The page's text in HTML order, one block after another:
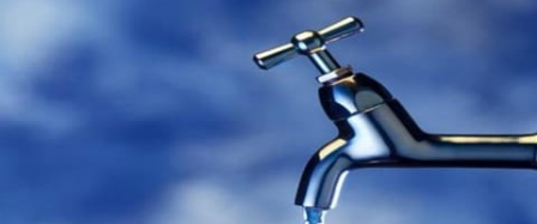
منوعات
كأس العالم